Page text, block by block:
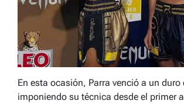
En esta ocasión, Parra venció a un duro
imponiendo su técnica desde el primer